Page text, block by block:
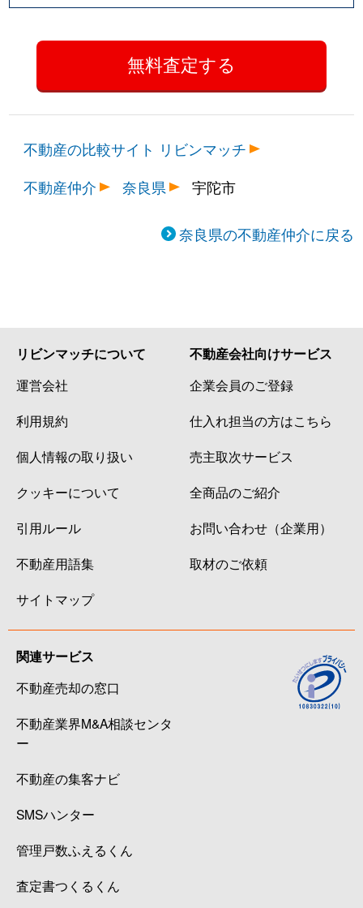
不動産の比較サイト リビンマッチ
不動産仲介
奈良県 宇陀市
奈良県の不動産仲介に戻る
リビンマッチについて
運営会社
利用規約
個人情報の取り扱い
クッキーについて
引用ルール
不動産用語集
サイトマップ
不動産会社向けサービス
企業会員のご登録
仕入れ担当の方はこちら
売主取次サービス
全商品のご紹介
お問い合わせ（企業用）
取材のご依頼
関連サービス
不動産売却の窓口
不動産業界M&A相談センタ
ー
不動産の集客ナビ
SMSハンター
管理戸数ふえるくん
査定書つくるくん